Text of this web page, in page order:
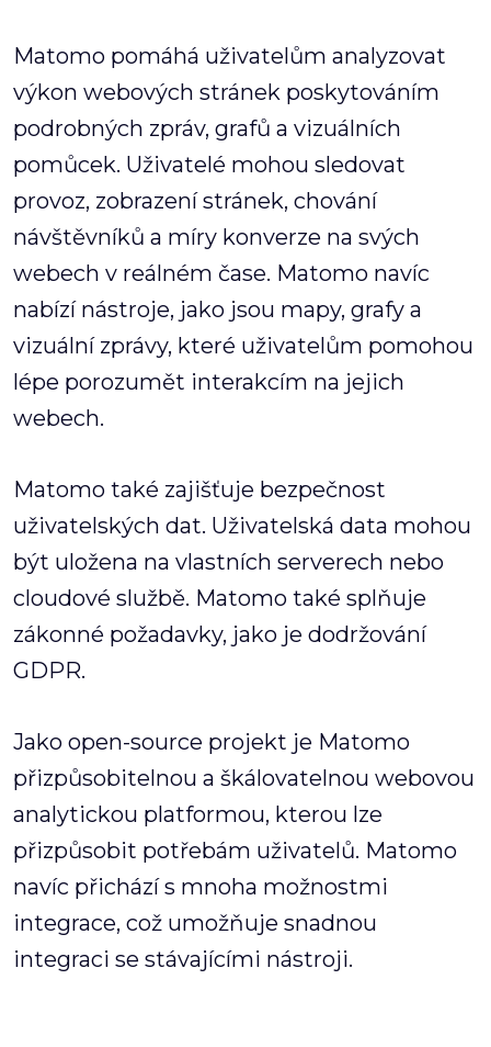
Matomo pomáhá uživatelům analyzovat
výkon webových stránek poskytováním
podrobných zpráv, grafů a vizuálních
pomůcek. Uživatelé mohou sledovat
provoz, zobrazení stránek, chování
návštěvníků a míry konverze na svých
webech v reálném čase. Matomo navíc
nabízí nástroje, jako jsou mapy, grafy a
vizuální zprávy, které uživatelům pomohou
lépe porozumět interakcím na jejich
webech.
Matomo také zajišťuje bezpečnost
uživatelských dat. Uživatelská data mohou
být uložena na vlastních serverech nebo
cloudové službě. Matomo také splňuje
zákonné požadavky, jako je dodržování
GDPR.
Jako open-source projekt je Matomo
přizpůsobitelnou a škálovatelnou webovou
analytickou platformou, kterou lze
přizpůsobit potřebám uživatelů. Matomo
navíc přichází s mnoha možnostmi
integrace, což umožňuje snadnou
integraci se stávajícími nástroji.